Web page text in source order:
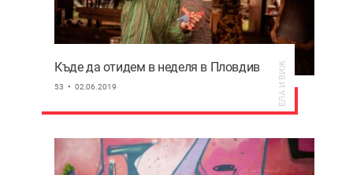
Къде да отидем в неделя в Пловдив
53 02.06.2019 ЕЛА И ВИЖ